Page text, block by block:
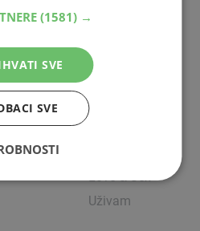
Zanimljivosti
Čitam
Party
Love & Sex
Uživam
(1581) →
SVE
SVE